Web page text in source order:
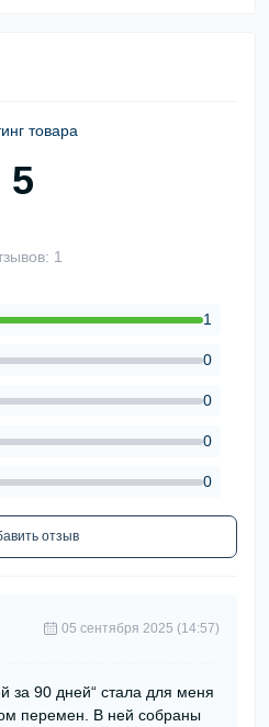
товара
5
1
1
0
0
0
0
отзыв
05 сентября 2025 (14:57)
за 90 дней“ стала для меня
перемен. В ней собраны